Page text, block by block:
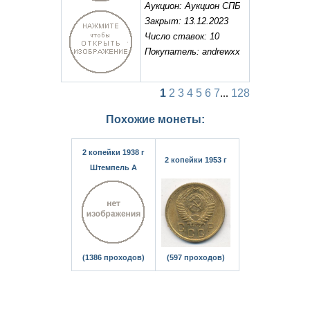
Аукцион: Аукцион СПБ
Закрыт: 13.12.2023
Число ставок: 10
Покупатель: andrewxx
1 2 3 4 5 6 7... 128
Похожие монеты:
2 копейки 1938 г
Штемпель А
(1386 проходов)
2 копейки 1953 г
(597 проходов)